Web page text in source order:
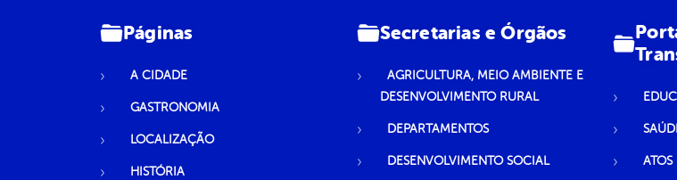
Páginas
A CIDADE
GASTRONOMIA
LOCALIZAÇÃO
HISTÓRIA
Secretarias e Órgãos
AGRICULTURA, MEIO AMBIENTE E
DESENVOLVIMENTO RURAL
DEPARTAMENTOS
DESENVOLVIMENTO SOCIAL